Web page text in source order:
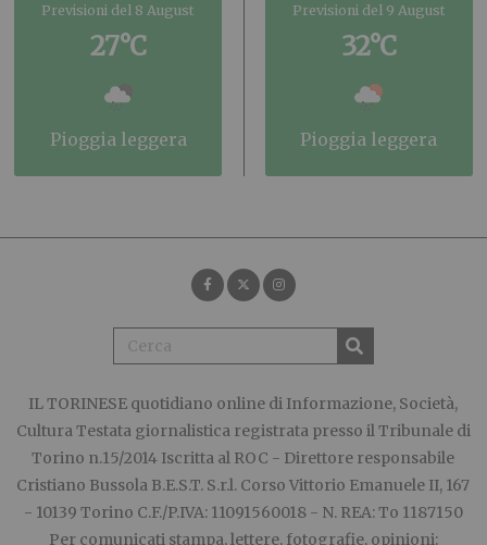
Previsioni del 8 August
27°C
pioggia leggera
Previsioni del 9 August
32°C
pioggia leggera
IL TORINESE quotidiano online di Informazione, Società,
Cultura Testata giornalistica registrata presso il Tribunale di
Torino n.15/2014 Iscritta al ROC - Direttore responsabile
Cristiano Bussola B.E.S.T. S.r.l. Corso Vittorio Emanuele II, 167
- 10139 Torino C.F./P.IVA: 11091560018 - N. REA: To 1187150
Per comunicati stampa, lettere, fotografie, opinioni: